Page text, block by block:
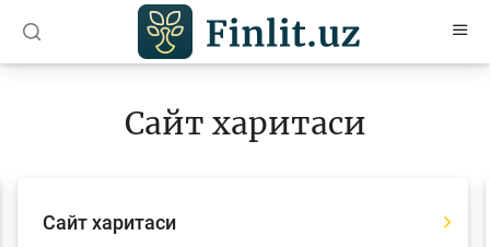
Мақолалар
Лойиҳалар
Сайт харитаси
Сайт харитаси